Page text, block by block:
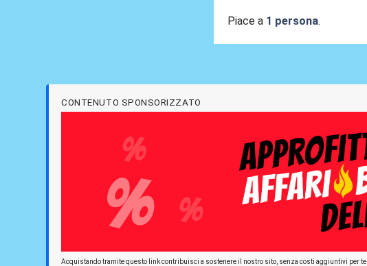
Piace a 1 persona.
CONTENUTO SPONSORIZZATO
Acquistando tramite questo link contribuisci a sostenere il nostro sito, senza costi aggiuntivi per te.